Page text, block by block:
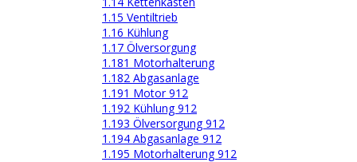
1.15 Ventiltrieb
1.16 Kühlung
1.17 Ölversorgung
1.181 Motorhalterung
1.182 Abgasanlage
1.191 Motor 912
1.192 Kühlung 912
1.193 Ölversorgung 912
1.194 Abgasanlage 912
1.195 Motorhalterung 912